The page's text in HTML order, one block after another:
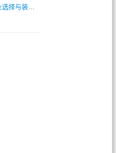
SF传奇新手如何快速升级？职业选择与装备(711)